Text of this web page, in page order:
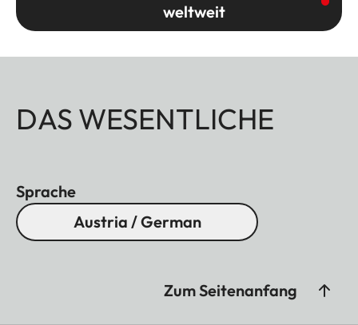
weltweit
DAS WESENTLICHE
Sprache
Austria / German
Zum Seitenanfang